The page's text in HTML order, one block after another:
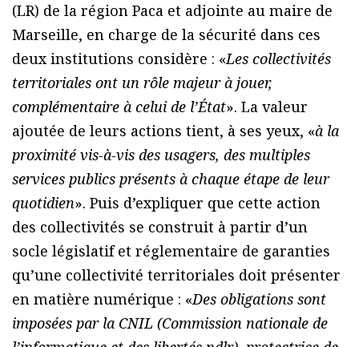
(LR) de la région Paca et adjointe au maire de
Marseille, en charge de la sécurité dans ces
deux institutions considère : «Les collectivités
territoriales ont un rôle majeur à jouer,
complémentaire à celui de l’État». La valeur
ajoutée de leurs actions tient, à ses yeux, «à la
proximité vis-à-vis des usagers, des multiples
services publics présents à chaque étape de leur
quotidien». Puis d’expliquer que cette action
des collectivités se construit à partir d’un
socle législatif et réglementaire de garanties
qu’une collectivité territoriales doit présenter
en matière numérique : «Des obligations sont
imposées par la CNIL (Commission nationale de